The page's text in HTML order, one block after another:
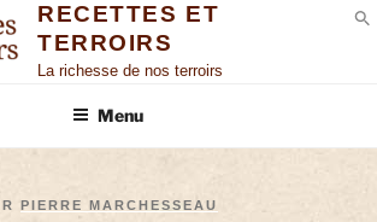
RECETTES ET
TERROIRS
La richesse de nos terroirs
Menu
PIERRE MARCHESSEAU